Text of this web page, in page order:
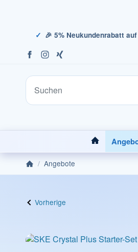
🎉 5% Neukundenrabatt
Startseite
/ Angebote
Vorherige